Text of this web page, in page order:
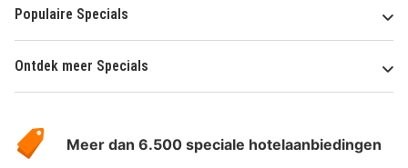
Populaire Specials
Ontdek meer Specials
HotelSpecials
Meer dan 6.500 speciale hotelaanbiedingen